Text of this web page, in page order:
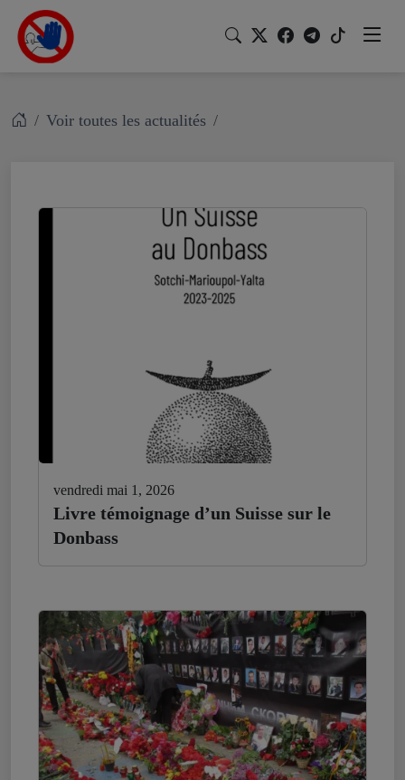
Voir toutes les actualités
vendredi mai 1, 2026
Livre témoignage d’un Suisse sur le
Donbass